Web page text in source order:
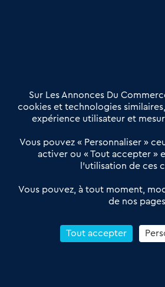
Offres Pro
Actualités
Qui sommes nous ?
Derniers articles
Réseau 3C : un partenaire national
Petitscommerces : Un partenariat au
proximité et des territoires
Reprendre un Restaurant Rapide
Sur Les Annonces Du
cookies et technologies
expérience utilisateur et
Vous pouvez « Personnaliser »
activer ou « Tout accepter »
l’utilisation de ces
Vous pouvez, à tout moment,
de nos
Tout accepter